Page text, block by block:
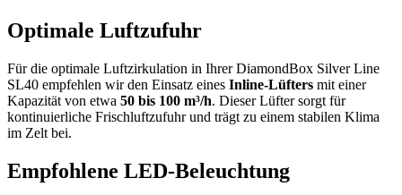
Optimale Luftzufuhr
Für die optimale Luftzirkulation in Ihrer DiamondBox Silver Line
SL40 empfehlen wir den Einsatz eines Inline-Lüfters mit einer
Kapazität von etwa 50 bis 100 m³/h. Dieser Lüfter sorgt für
kontinuierliche Frischluftzufuhr und trägt zu einem stabilen Klima
im Zelt bei.
Empfohlene LED-Beleuchtung